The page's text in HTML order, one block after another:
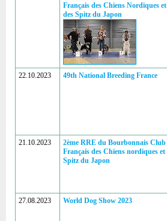
Français des Chiens Nordiques et
des Spitz du Japon
22.10.2023 49th National Breeding France
21.10.2023
2ème RRE du Bourbonnais Club
Français des Chiens nordiques et
Spitz du Japon
27.08.2023 World Dog Show 2023